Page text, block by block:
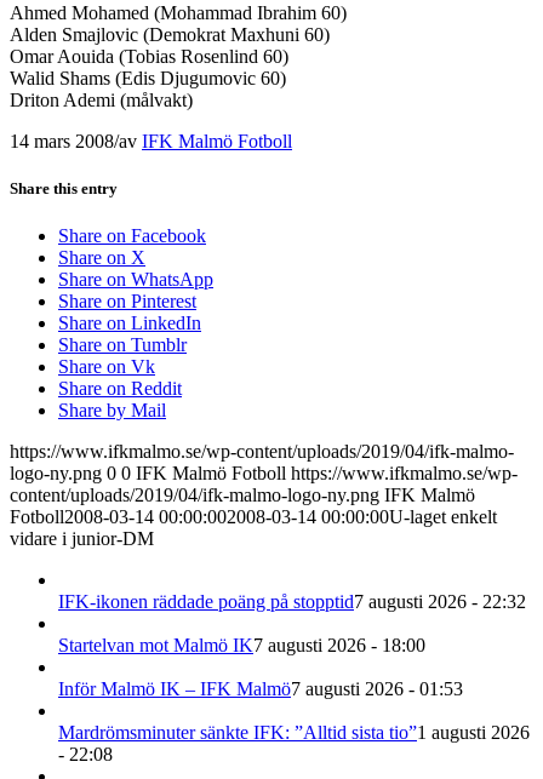
Ahmed Mohamed (Mohammad Ibrahim 60)
Alden Smajlovic (Demokrat Maxhuni 60)
Omar Aouida (Tobias Rosenlind 60)
Walid Shams (Edis Djugumovic 60)
Driton Ademi (målvakt)
14 mars 2008/av IFK Malmö Fotboll
Share this entry
Share on Facebook
Share on X
Share on WhatsApp
Share on Pinterest
Share on LinkedIn
Share on Tumblr
Share on Vk
Share on Reddit
Share by Mail
https://www.ifkmalmo.se/wp-content/uploads/2019/04/ifk-malmo-
logo-ny.png 0 0 IFK Malmö Fotboll https://www.ifkmalmo.se/wp-
content/uploads/2019/04/ifk-malmo-logo-ny.png IFK Malmö
Fotboll2008-03-14 00:00:002008-03-14 00:00:00U-laget enkelt
vidare i junior-DM
IFK-ikonen räddade poäng på stopptid7 augusti 2026 - 22:32
Startelvan mot Malmö IK7 augusti 2026 - 18:00
Inför Malmö IK – IFK Malmö7 augusti 2026 - 01:53
Mardrömsminuter sänkte IFK: ”Alltid sista tio”1 augusti 2026
- 22:08